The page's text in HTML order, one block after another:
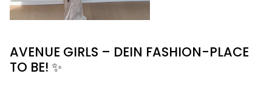
AVENUE GIRLS – DEIN FASHION-PLACE
TO BE! ✨